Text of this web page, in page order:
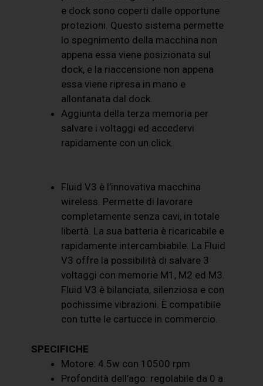
e dock sono coperti dalle opportune
protezioni. Questo sistema permette
lo spegnimento della macchina non
appena essa viene posizionata sul
dock, e la riaccensione non appena
essa viene ripresa in mano e
allontanata dal dock.
Aggiunta della terza memoria per
salvare i voltaggi ed accedervi
rapidamente con un click.
Fluid V3 è l’innovativa macchina
wireless. Permette di lavorare
completamente senza cavi, in totale
libertà. La sua batteria è ricaricabile e
rapidamente intercambiabile. La Fluid
V3 offre la possibilità di salvare 3
voltaggi con memorie M1, M2 ed M3.
Fluid V3 è bilanciata, silenziosa e con
pochissime vibrazioni. È compatibile
con tutte le cartucce in commercio.
SPECIFICHE
Motore: 4.5w con 10500 rpm
Profondità dell’ago: regolabile da 0 a